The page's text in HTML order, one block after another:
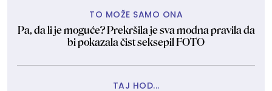
TO MOŽE SAMO ONA
Pa, da li je moguće? Prekršila je sva modna pravila da
bi pokazala čist seksepil FOTO
TAJ HOD...